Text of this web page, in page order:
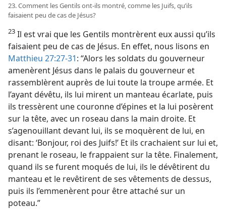
23. Comment les Gentils ont-​ils montré, comme les Juifs, qu’ils
faisaient peu de cas de Jésus?
23 Il est vrai que les Gentils montrèrent eux aussi qu’ils
faisaient peu de cas de Jésus. En effet, nous lisons en
Matthieu 27:27-31: “Alors les soldats du gouverneur
amenèrent Jésus dans le palais du gouverneur et
rassemblèrent auprès de lui toute la troupe armée. Et
l’ayant dévêtu, ils lui mirent un manteau écarlate, puis
ils tressèrent une couronne d’épines et la lui posèrent
sur la tête, avec un roseau dans la main droite. Et
s’agenouillant devant lui, ils se moquèrent de lui, en
disant: ‘Bonjour, roi des Juifs!’ Et ils crachaient sur lui et,
prenant le roseau, le frappaient sur la tête. Finalement,
quand ils se furent moqués de lui, ils le dévêtirent du
manteau et le revêtirent de ses vêtements de dessus,
puis ils l’emmenèrent pour être attaché sur un
poteau.”